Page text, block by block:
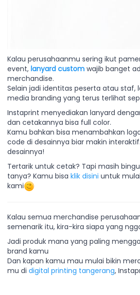
Kalau perusahaanmu sering ikut
event, lanyard custom wajib banget
merchandise.
Selain jadi identitas peserta atau staf,
media branding yang terus terlihat
Instaprint menyediakan lanyard
dan cetakannya bisa full color.
Kamu bahkan bisa menambahkan
code di desainnya biar makin
desainnya!
Tertarik untuk cetak? Tapi masih
tanya? Kamu bisa klik disini untuk
kami
Kalau semua merchandise
semenarik itu, kira-kira siapa yang
Jadi produk mana yang paling
brand kamu
Dan kapan kamu mau mulai bikin
mu di digital printing tangerang,